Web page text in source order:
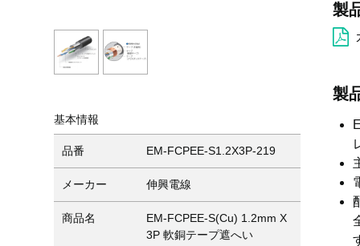
基本情報
品番 EM-FCPEE-S1.2X3P-219
メーカー 伸興電線
商品名
EM-FCPEE-S(Cu) 1.2mm X
3P 軟銅テープ遮へい
製
製